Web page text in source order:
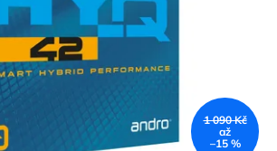
1 090 Kč
až
–15 %